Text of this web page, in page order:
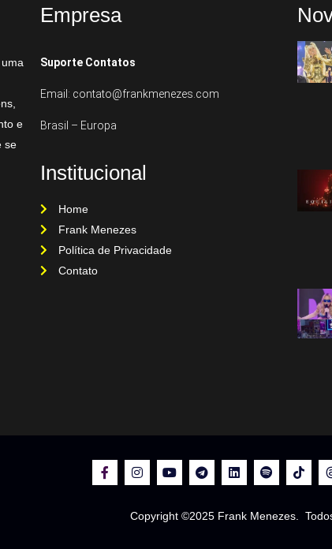
e
se
Empresa
Suporte Contatos
Email: contato@frankmenezes.com
Brasil – Europa
Institucional
Home
Frank Menezes
Política de Privacidade
Contato
Copyright ©2025 Frank Menezes.